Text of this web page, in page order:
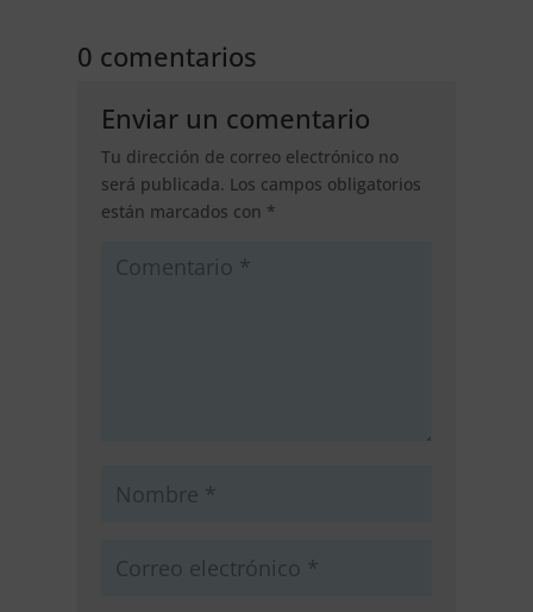
0 comentarios
Enviar un comentario
Tu dirección de correo electrónico no
será publicada. Los campos obligatorios
están marcados con *